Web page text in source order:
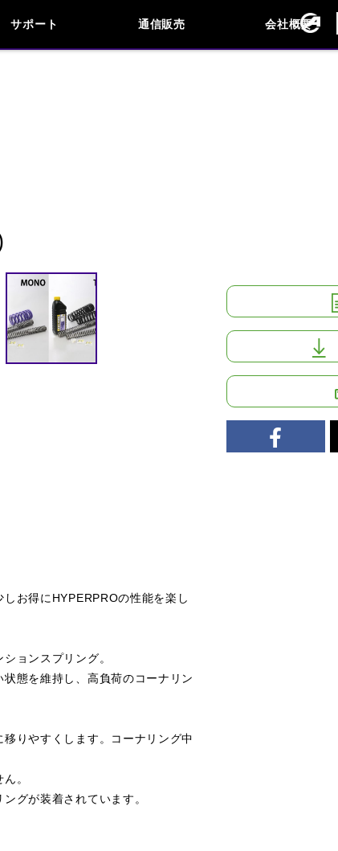
サポート
お問い合わせ
よくあるご質問
通信販売 会社概要
会社概要
採用情報
お得にHYPERPROの性能を楽し
ョンスプリング。
態を維持し、高負荷のコーナリン
りやすくします。コーナリング中
。
グが装着されています。